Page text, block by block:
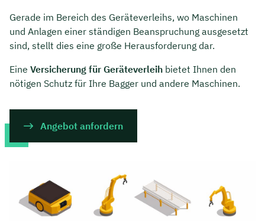
Gerade im Bereich des Geräteverleihs, wo Maschinen
und Anlagen einer ständigen Beanspruchung ausgesetzt
sind, stellt dies eine große Herausforderung dar.
Eine Versicherung für Geräteverleih bietet Ihnen den
nötigen Schutz für Ihre Bagger und andere Maschinen.
Angebot anfordern